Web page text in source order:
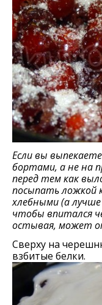
Если вы
бортами, а не на
перед тем как
посыпать ложкой
хлебными (а
чтобы впитался
остывая, может
Сверху на
взбитые белки.